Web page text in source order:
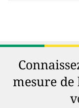
mesure